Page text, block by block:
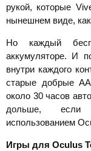
рукой, которые
нынешнем виде,
Но каждый
аккумуляторе. И
внутри каждого
старые добрые
около 30 часов
дольше, если
использованием
Игры для Oculus